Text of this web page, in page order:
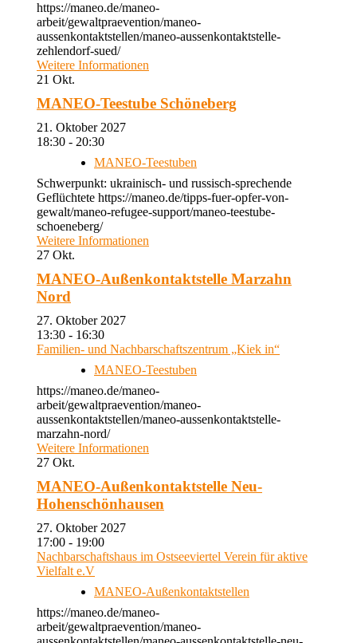
https://maneo.de/maneo-
arbeit/gewaltpraevention/maneo-
aussenkontaktstellen/maneo-aussenkontaktstelle-
zehlendorf-sued/
Weitere Informationen
21 Okt.
MANEO-Teestube Schöneberg
21. Oktober 2027
18:30 - 20:30
MANEO-Teestuben
Schwerpunkt: ukrainisch- und russisch-sprechende
Geflüchtete https://maneo.de/tipps-fuer-opfer-von-
gewalt/maneo-refugee-support/maneo-teestube-
schoeneberg/
Weitere Informationen
27 Okt.
MANEO-Außenkontaktstelle Marzahn
Nord
27. Oktober 2027
13:30 - 16:30
Familien- und Nachbarschaftszentrum „Kiek in“
MANEO-Teestuben
https://maneo.de/maneo-
arbeit/gewaltpraevention/maneo-
aussenkontaktstellen/maneo-aussenkontaktstelle-
marzahn-nord/
Weitere Informationen
27 Okt.
MANEO-Außenkontaktstelle Neu-
Hohenschönhausen
27. Oktober 2027
17:00 - 19:00
Nachbarschaftshaus im Ostseeviertel Verein für aktive
Vielfalt e.V
MANEO-Außenkontaktstellen
https://maneo.de/maneo-
arbeit/gewaltpraevention/maneo-